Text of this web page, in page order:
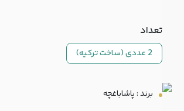
تعداد
2 عددی (ساخت ترکیه)
برند : پاشاباغچه